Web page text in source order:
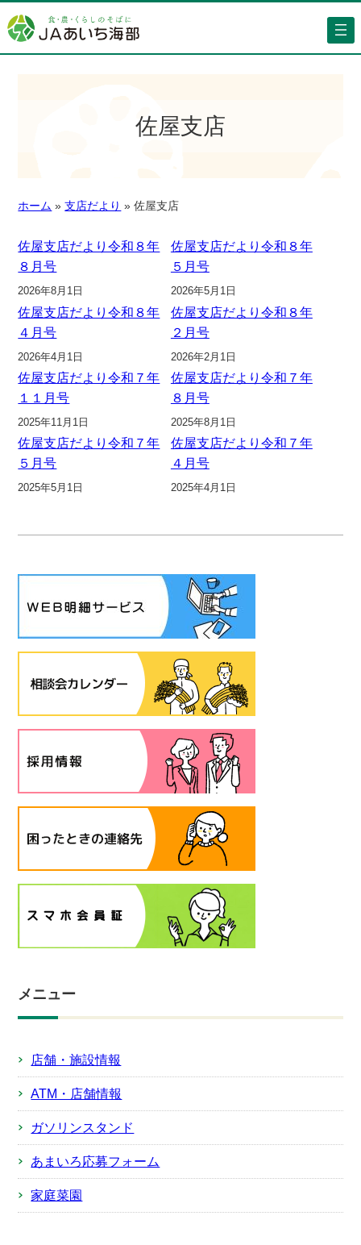
佐屋支店
ホーム » 支店だより » 佐屋支店
佐屋支店だより令和８年
８月号
2026年8月1日
佐屋支店だより令和８年
５月号
2026年5月1日
佐屋支店だより令和８年
４月号
2026年4月1日
佐屋支店だより令和８年
２月号
2026年2月1日
佐屋支店だより令和７年
１１月号
2025年11月1日
佐屋支店だより令和７年
８月号
2025年8月1日
佐屋支店だより令和７年
５月号
2025年5月1日
佐屋支店だより令和７年
４月号
2025年4月1日
メニュー
店舗・施設情報
ATM・店舗情報
ガソリンスタンド
あまいろ応募フォーム
家庭菜園